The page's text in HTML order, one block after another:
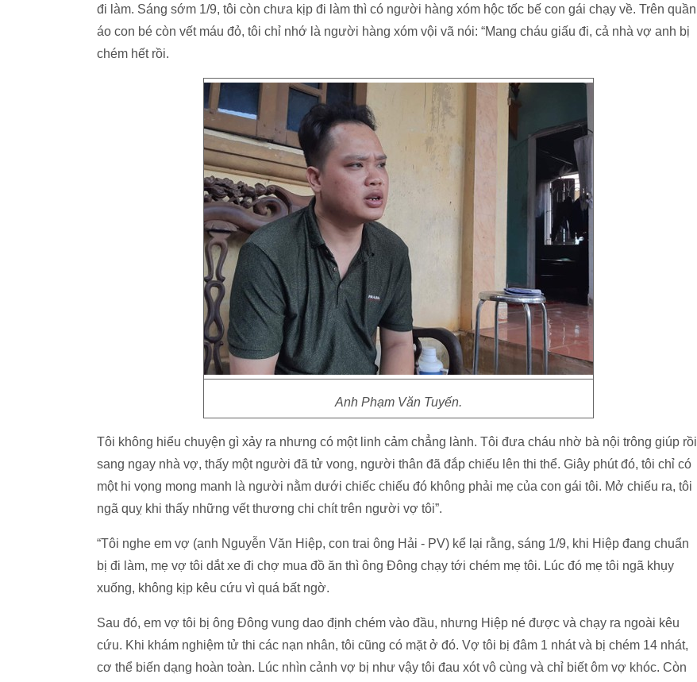
đi làm. Sáng sớm 1/9, tôi còn chưa kịp đi làm thì có người hàng xóm hộc tốc bế con gái chạy về. Trên quần
áo con bé còn vết máu đỏ, tôi chỉ nhớ là người hàng xóm vội vã nói: “Mang cháu giấu đi, cả nhà vợ anh bị
chém hết rồi.
Anh Phạm Văn Tuyến.
Tôi không hiểu chuyện gì xảy ra nhưng có một linh cảm chẳng lành. Tôi đưa cháu nhờ bà nội trông giúp rồi
sang ngay nhà vợ, thấy một người đã tử vong, người thân đã đắp chiếu lên thi thể. Giây phút đó, tôi chỉ có
một hi vọng mong manh là người nằm dưới chiếc chiếu đó không phải mẹ của con gái tôi. Mở chiếu ra, tôi
ngã quỵ khi thấy những vết thương chi chít trên người vợ tôi”.
“Tôi nghe em vợ (anh Nguyễn Văn Hiệp, con trai ông Hải - PV) kể lại rằng, sáng 1/9, khi Hiệp đang chuẩn
bị đi làm, mẹ vợ tôi dắt xe đi chợ mua đồ ăn thì ông Đông chạy tới chém mẹ tôi. Lúc đó mẹ tôi ngã khụy
xuống, không kịp kêu cứu vì quá bất ngờ.
Sau đó, em vợ tôi bị ông Đông vung dao định chém vào đầu, nhưng Hiệp né được và chạy ra ngoài kêu
cứu. Khi khám nghiệm tử thi các nạn nhân, tôi cũng có mặt ở đó. Vợ tôi bị đâm 1 nhát và bị chém 14 nhát,
cơ thể biến dạng hoàn toàn. Lúc nhìn cảnh vợ bị như vậy tôi đau xót vô cùng và chỉ biết ôm vợ khóc. Còn